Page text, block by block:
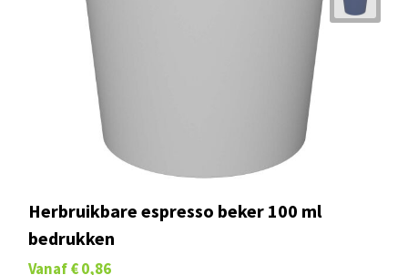
Herbruikbare espresso beker 100 ml
bedrukken
Vanaf € 0,86